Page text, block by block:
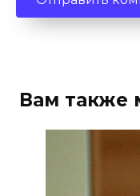
Вам также